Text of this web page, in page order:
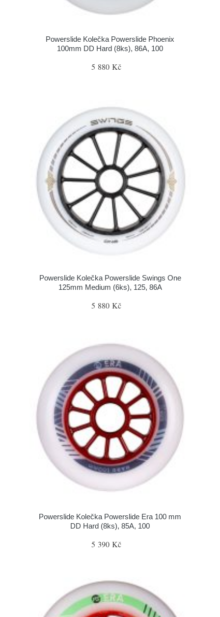
Powerslide Kolečka Powerslide Phoenix
100mm DD Hard (8ks), 86A, 100
5 880 Kč
Powerslide Kolečka Powerslide Swings One
125mm Medium (6ks), 125, 86A
5 880 Kč
Powerslide Kolečka Powerslide Era 100 mm
DD Hard (8ks), 85A, 100
5 390 Kč